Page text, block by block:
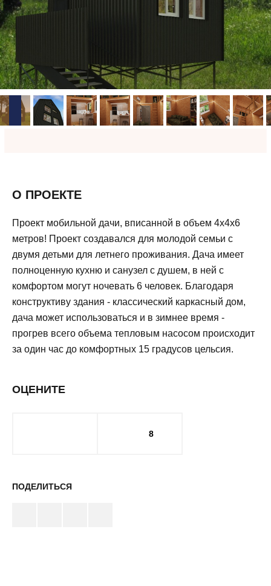
О ПРОЕКТЕ
Проект мобильной дачи, вписанной в объем 4х4х6
метров! Проект создавался для молодой семьи с
двумя детьми для летнего проживания. Дача имеет
полноценную кухню и санузел с душем, в ней с
комфортом могут ночевать 6 человек. Благодаря
конструктиву здания - классический каркасный дом,
дача может использоваться и в зимнее время -
прогрев всего объема тепловым насосом происходит
за один час до комфортных 15 градусов цельсия.
ОЦЕНИТЕ
8
ПОДЕЛИТЬСЯ